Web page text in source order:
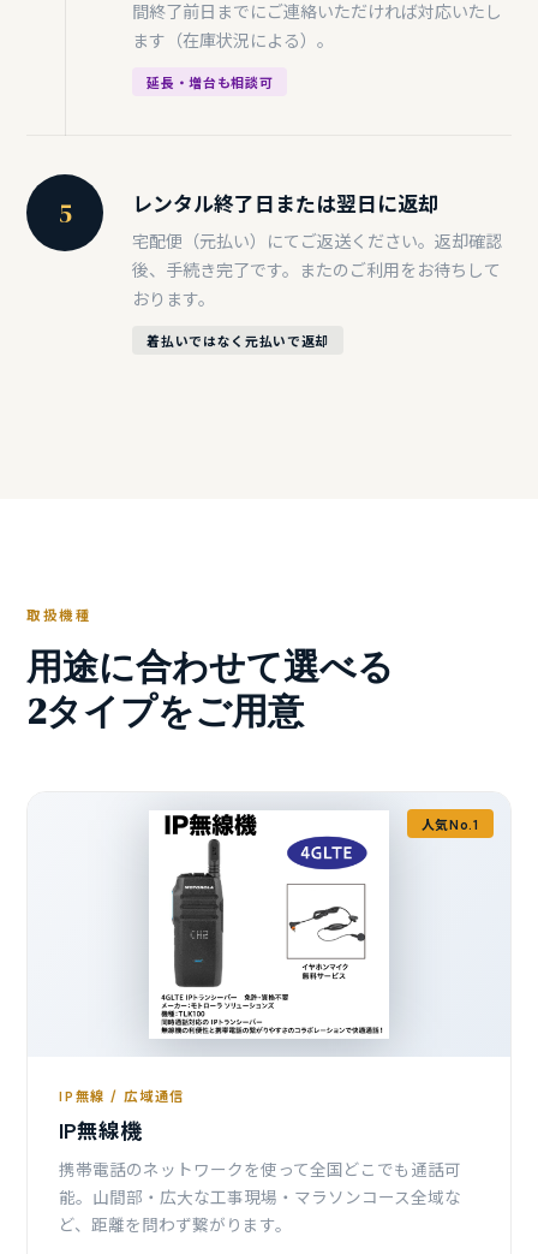
間終了前日までにご連絡いただければ対応いたし
ます（在庫状況による）。
延長・増台も相談可
5 レンタル終了日または翌日に返却
宅配便（元払い）にてご返送ください。返却確認
後、手続き完了です。またのご利用をお待ちして
おります。
着払いではなく元払いで返却
取扱機種
用途に合わせて選べる
2タイプをご用意
人気No.1
IP無線 / 広域通信
IP無線機
携帯電話のネットワークを使って全国どこでも通話可
能。山間部・広大な工事現場・マラソンコース全域な
ど、距離を問わず繋がります。